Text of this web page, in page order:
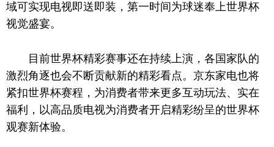
域可实现电视即送即装，第一时间为球迷奉上世界杯
视觉盛宴。
目前世界杯精彩赛事还在持续上演，各国家队的
激烈角逐也会不断贡献新的精彩看点。京东家电也将
紧扣世界杯赛程，为消费者带来更多互动玩法、实在
福利，以高品质电视为消费者开启精彩纷呈的世界杯
观赛新体验。